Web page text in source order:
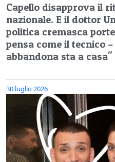
Capello disapprova il
nazionale. E il dottor
politica cremasca
pensa come il tecnico
abbandona sta a casa"
30 luglio 2026